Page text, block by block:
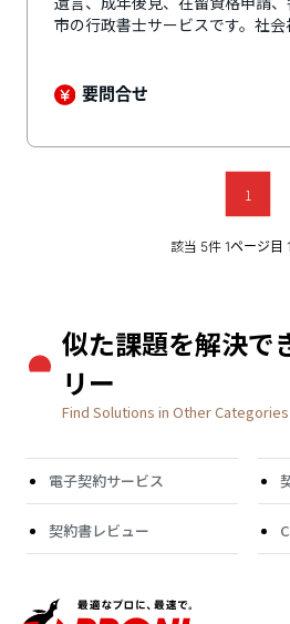
市の行政書士サービスです。社
後見人として約50件の経験を持
や財産管理まで見据えて支援し
る家族、おひとり様、外国人本人
要問合せ
1
該当 5件 1ページ目
似た課題を解決で
リー
Find Solutions in Other Categories
電子契約サービス
契約書レビュー